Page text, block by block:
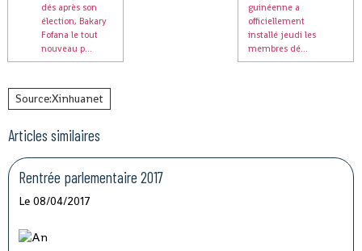
dés après son
élection, Bakary
Fofana le tout
nouveau p...
guinéenne a
officiellement
installé jeudi les
membres dé...
Source:Xinhuanet
Articles similaires
Rentrée parlementaire 2017
Le 08/04/2017